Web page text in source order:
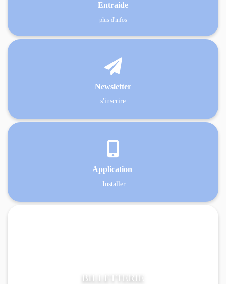
Entraide
plus d'infos

Newsletter
s'inscrire

Application
Installer
BILLETTERIE